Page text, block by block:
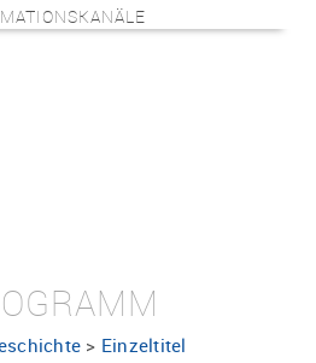
> Einzeltitel